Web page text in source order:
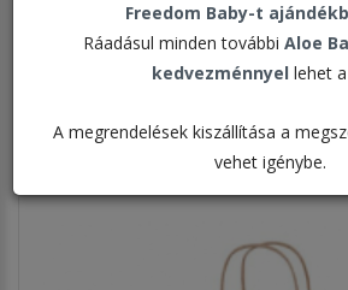
Freedom Baby-t
Ráadásul minden további Aloe
kedvezménnyel lehet
A megrendelések kiszállítása a
vehet igénybe.
Rendezés: